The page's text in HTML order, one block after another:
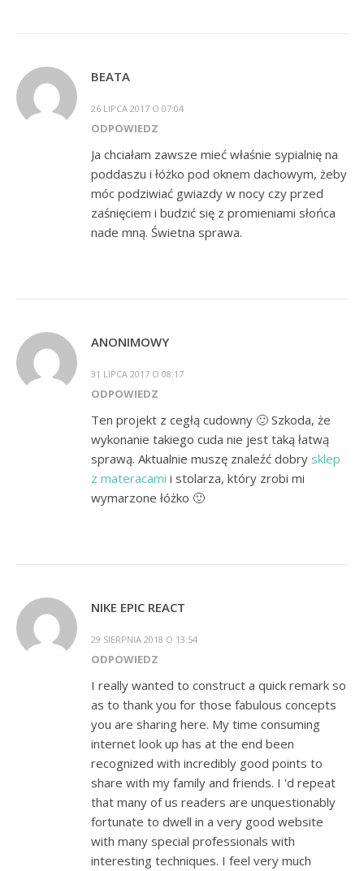
BEATA
26 LIPCA 2017 O 07:04
ODPOWIEDZ
Ja chciałam zawsze mieć właśnie sypialnię na
poddaszu i łóżko pod oknem dachowym, żeby
móc podziwiać gwiazdy w nocy czy przed
zaśnięciem i budzić się z promieniami słońca
nade mną. Świetna sprawa.
ANONIMOWY
31 LIPCA 2017 O 08:17
ODPOWIEDZ
Ten projekt z cegłą cudowny 🙂 Szkoda, że
wykonanie takiego cuda nie jest taką łatwą
sprawą. Aktualnie muszę znaleźć dobry sklep
z materacami i stolarza, który zrobi mi
wymarzone łóżko 🙂
NIKE EPIC REACT
29 SIERPNIA 2018 O 13:54
ODPOWIEDZ
I really wanted to construct a quick remark so
as to thank you for those fabulous concepts
you are sharing here. My time consuming
internet look up has at the end been
recognized with incredibly good points to
share with my family and friends. I 'd repeat
that many of us readers are unquestionably
fortunate to dwell in a very good website
with many special professionals with
interesting techniques. I feel very much